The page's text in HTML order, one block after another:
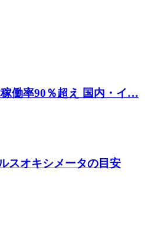
働率90％超え 国内・イ…
スオキシメータの目安